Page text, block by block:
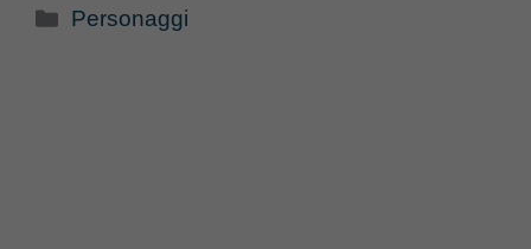
Categorie
Personaggi